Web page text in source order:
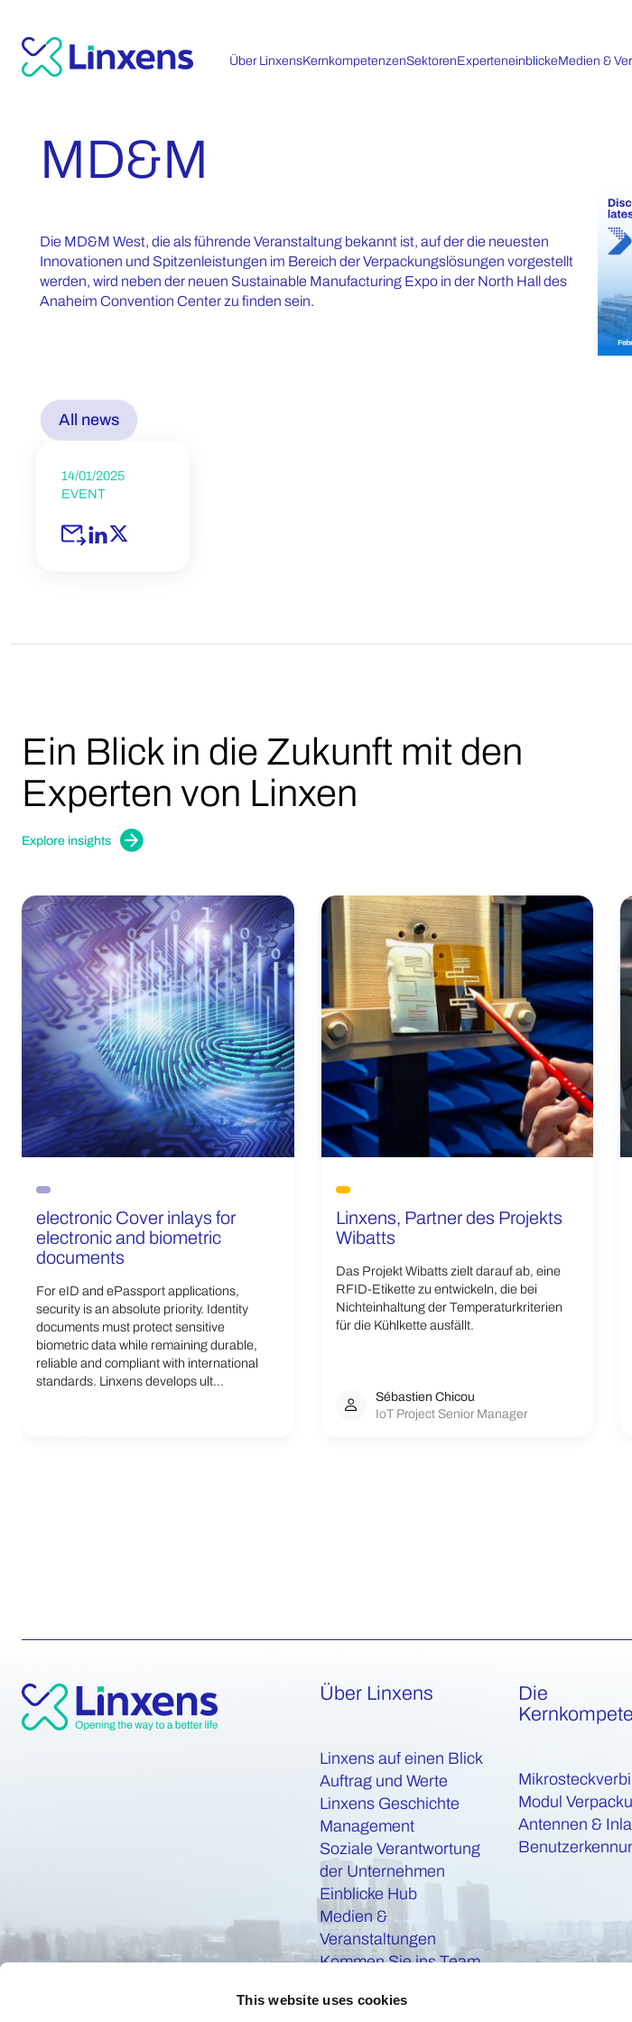
This website uses cookies
Über LinxensKernkompetenzenSektorenExperteneinblickeMedien &
14/01/2025
EVENT
MD&M
Die MD&M West, die als führende Veranstaltung bekannt ist, auf der die neuesten
Innovationen und Spitzenleistungen im Bereich der Verpackungslösungen vorgestellt
werden, wird neben der neuen Sustainable Manufacturing Expo in der North Hall des
Anaheim Convention Center zu finden sein.
All news
Ein Blick in die Zukunft mit den
Experten von Linxen
Explore insights
electronic Cover inlays for
electronic and biometric
documents
For eID and ePassport applications,
security is an absolute priority. Identity
documents must protect sensitive
biometric data while remaining durable,
reliable and compliant with international
standards. Linxens develops ult...
Linxens, Partner des Projekts
Wibatts
Das Projekt Wibatts zielt darauf ab, eine
RFID-Etikette zu entwickeln, die bei
Nichteinhaltung der Temperaturkriterien
für die Kühlkette ausfällt.
Sébastien Chicou
IoT Project Senior Manager
Über Linxens
Linxens auf einen Blick
Auftrag und Werte
Linxens Geschichte
Management
Soziale Verantwortung
der Unternehmen
Einblicke Hub
Medien &
Veranstaltungen
Kommen Sie ins Team
Die
Modul
Antennen &